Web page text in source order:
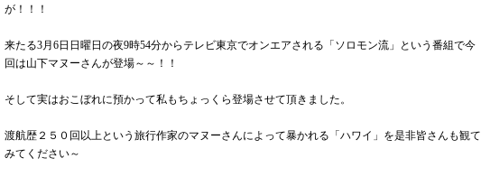
が！！！
来たる3月6日日曜日の夜9時54分からテレビ東京でオンエアされる「ソロモン流」という番組で今
回は山下マヌーさんが登場～～！！
そして実はおこぼれに預かって私もちょっくら登場させて頂きました。
渡航歴２５０回以上という旅行作家のマヌーさんによって暴かれる「ハワイ」を是非皆さんも観て
みてください～